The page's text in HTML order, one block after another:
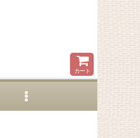
カート